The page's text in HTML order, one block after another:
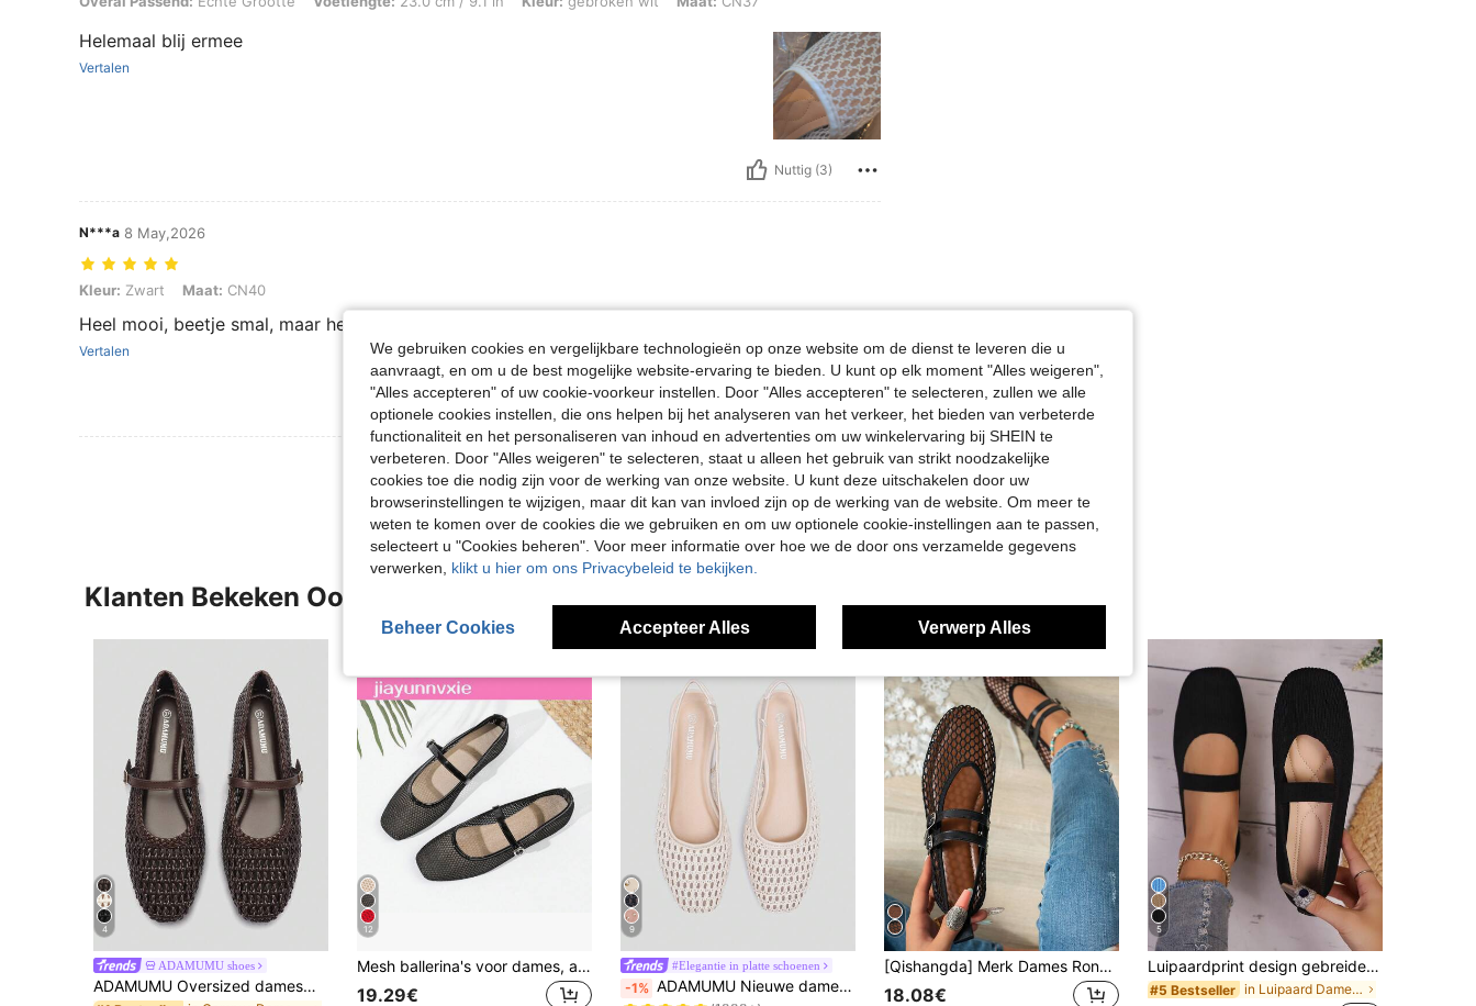
Helemaal blij ermee
Vertalen
Nuttig (3)
N***a 8 May,2026
Kleur: Zwart, Maat: CN40
Kleur: Zwart Maat: CN40
Heel mooi, beetje smal, maar het lukt wel.
Vertalen
Nuttig (3)
Meer Beoordelingen Bekijken
Klanten Bekeken Ook
4
ADAMUMU shoes
ADAMUMU Oversized damesmode handgemaakte PU geweven high-end Mary Jane balletschoenen met enkele band en metalen gesp, ademend geweven ontwerp, comfortabele platte zool, dames dagelijkse woon-werkverkeer / vakantie casual kleding schoenen, chic & elegant
12
Mesh ballerina's voor dames, ademend, casual, vierkante neus, modieuze, comfortabele, zachte zool, platte schoenen
19.29€
9
#Elegantie in platte schoenen
-1% ADAMUMU Nieuwe damesmode van hoge kwaliteit, comfortabele platte schoenen van geweven raffia, schattig voor dagelijks gebruik, lente/zomer vakantie, chic & elegant
#1 Bestseller
(1000+)
[Qishangda] Merk Dames Ronde Neus Microvezel Mesh Ademende Platte Mary Jane Sandalen, Plus Size Mode Platte Schoenen, Ballet Flats, Geweven Mesh Bovenkant
18.08€
5
Luipaardprint design gebreide ademende platte schoenen, moederschoenen, werkschoenen, dagelijks draagbare casual schoenen voor dames, voor thuis en buiten
#5 Bestseller in Luipaard Dames platte schoenen
We gebruiken cookies en vergelijkbare technologieën op onze website om de dienst te leveren die u
aanvraagt, en om u de best mogelijke website-ervaring te bieden. U kunt op elk moment "Alles weigeren",
"Alles accepteren" of uw cookie-voorkeur instellen. Door "Alles accepteren" te selecteren, zullen we alle
optionele cookies instellen, die ons helpen bij het analyseren van het verkeer, het bieden van verbeterde
functionaliteit en het personaliseren van inhoud en advertenties om uw winkelervaring bij SHEIN te
verbeteren. Door "Alles weigeren" te selecteren, staat u alleen het gebruik van strikt noodzakelijke
cookies toe die nodig zijn voor de werking van onze website. U kunt deze uitschakelen door uw
browserinstellingen te wijzigen, maar dit kan van invloed zijn op de werking van de website. Om meer te
weten te komen over de cookies die we gebruiken en om uw optionele cookie-instellingen aan te passen,
selecteert u "Cookies beheren". Voor meer informatie over hoe we de door ons verzamelde gegevens
verwerken, klikt u hier om ons Privacybeleid te bekijken.
Beheer Cookies Accepteer Alles Verwerp Alles